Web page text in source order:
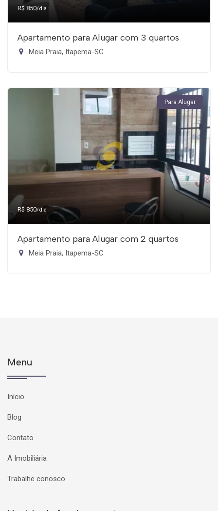
R$ 850/dia
Apartamento para Alugar com 3 quartos
Meia Praia, Itapema-SC
Para Alugar
R$ 850/dia
Apartamento para Alugar com 2 quartos
Meia Praia, Itapema-SC
Menu
Início
Blog
Contato
A Imobiliária
Trabalhe conosco